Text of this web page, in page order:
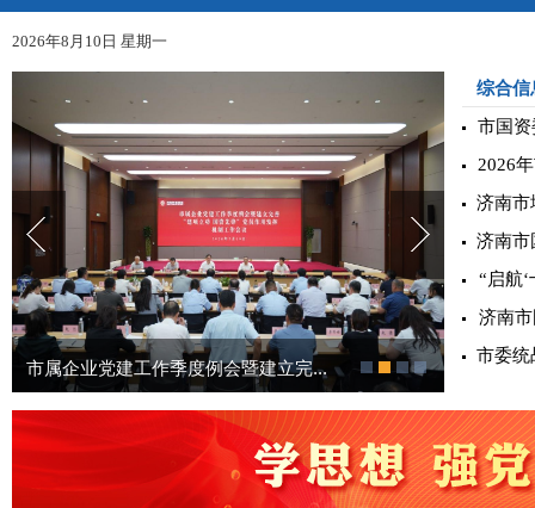
2026年8月10日 星期一
市属企业党建工作季度例会暨建立完... 2026年
综合信
市国资
2026
济南市
济南市
“启航
济南
市委统